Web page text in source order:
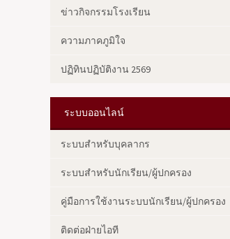
ข่าวกิจกรรมโรงเรียน
ความภาคภูมิใจ
ปฏิทินปฏิบัติงาน 2569
ระบบออนไลน์
ระบบสำหรับบุคลากร
ระบบสำหรับนักเรียน/ผู้ปกครอง
คู่มือการใช้งานระบบนักเรียน/ผู้ปกครอง
ติดต่อฝ่ายไอที